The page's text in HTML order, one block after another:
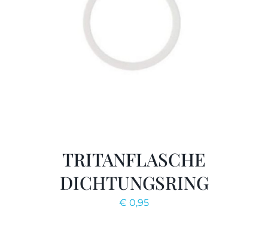
TRITANFLASCHE
DICHTUNGSRING
€ 0,95